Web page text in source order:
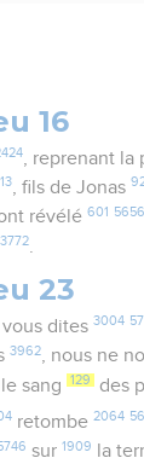
16
, reprenant la
, fils de Jonas
révélé601 5656
3772
23
dites 3004
3962, nous ne
le sang 129 des
retombe 2064
sur 1909 la